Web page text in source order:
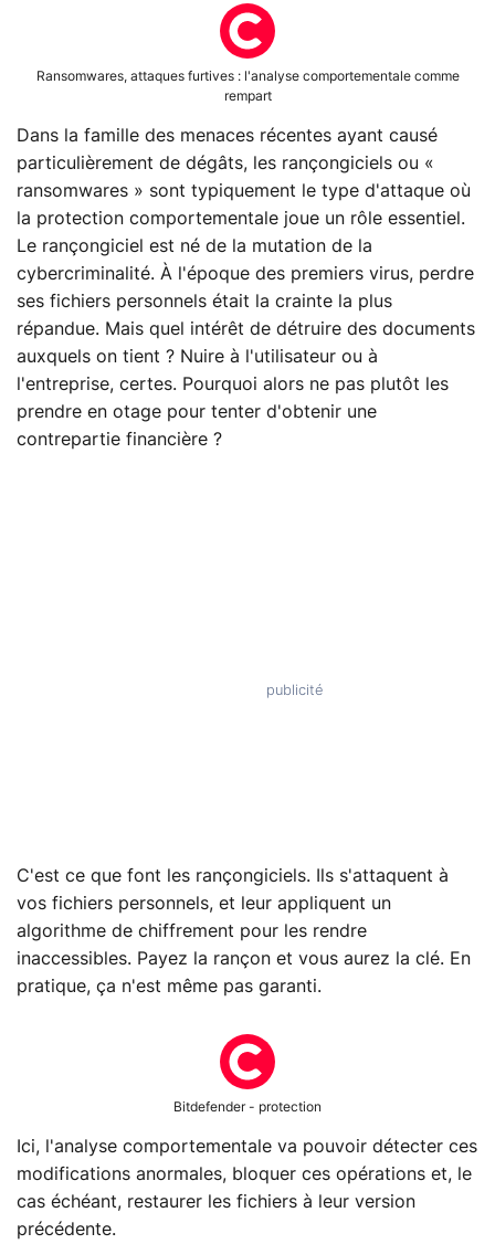
Ransomwares, attaques furtives : l'analyse comportementale comme
rempart
Dans la famille des menaces récentes ayant causé
particulièrement de dégâts, les rançongiciels ou «
ransomwares » sont typiquement le type d'attaque où
la protection comportementale joue un rôle essentiel.
Le rançongiciel est né de la mutation de la
cybercriminalité. À l'époque des premiers virus, perdre
ses fichiers personnels était la crainte la plus
répandue. Mais quel intérêt de détruire des documents
auxquels on tient ? Nuire à l'utilisateur ou à
l'entreprise, certes. Pourquoi alors ne pas plutôt les
prendre en otage pour tenter d'obtenir une
contrepartie financière ?
C'est ce que font les rançongiciels. Ils s'attaquent à
vos fichiers personnels, et leur appliquent un
algorithme de chiffrement pour les rendre
inaccessibles. Payez la rançon et vous aurez la clé. En
pratique, ça n'est même pas garanti.
Bitdefender - protection
Ici, l'analyse comportementale va pouvoir détecter ces
modifications anormales, bloquer ces opérations et, le
cas échéant, restaurer les fichiers à leur version
précédente.